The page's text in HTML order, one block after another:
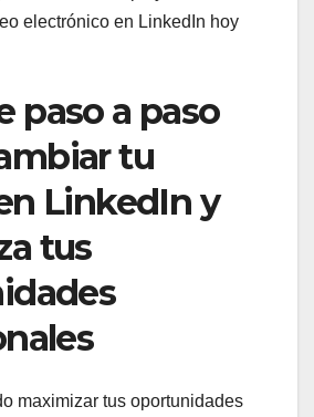
electrónico en LinkedIn hoy
paso a paso
tu
LinkedIn y
tus
maximizar tus oportunidades